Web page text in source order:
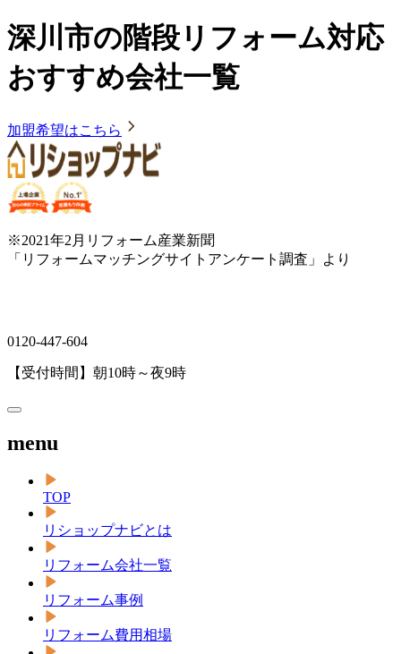
深川市の階段リフォーム対応
おすすめ会社一覧
加盟希望はこちら
※2021年2月リフォーム産業新聞
「リフォームマッチングサイトアンケート調査」より
0120-447-604
【受付時間】朝10時～夜9時
menu
TOP
リショップナビとは
リフォーム会社一覧
リフォーム事例
リフォーム費用相場